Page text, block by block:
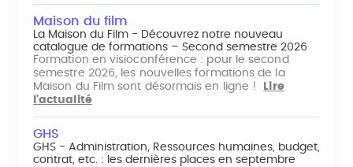
Maison du film
La Maison du Film - Découvrez notre nouveau
catalogue de formations – Second semestre 2026
Formation en visioconférence : pour le second
semestre 2026, les nouvelles formations de la
Maison du Film sont désormais en ligne !
Lire
l'actualité
GHS
GHS - Administration, Ressources humaines, budget,
contrat, etc. : les dernières places en septembre